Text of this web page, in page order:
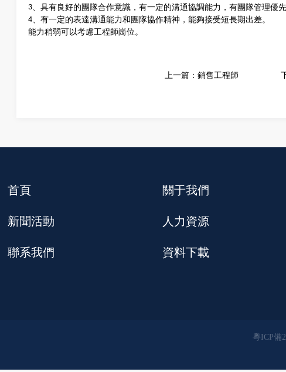
3、具有良好的團隊合作意識，有一定的溝通協調能力，有團隊管理優先
4、有一定的表達溝通能力和團隊協作精神，能夠接受短長期出差。
能力稍弱可以考慮工程師崗位。
上一篇 ：銷售工程師
首頁 關于我們
新聞活動 人力資源
聯系我們 資料下載
粵ICP備